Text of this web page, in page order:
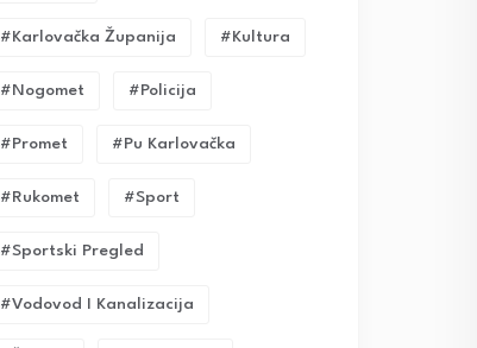
#karlovačka Županija #kultura
#nogomet #policija
#promet #pu Karlovačka
#rukomet #sport
#sportski Pregled
#vodovod I Kanalizacija